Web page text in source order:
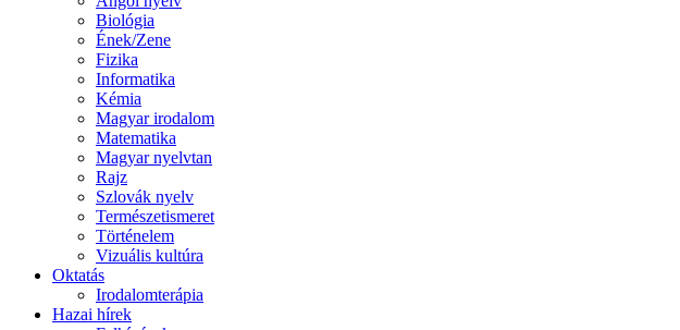
Biológia
Ének/Zene
Fizika
Informatika
Kémia
Magyar irodalom
Matematika
Magyar nyelvtan
Rajz
Szlovák nyelv
Természetismeret
Történelem
Vizuális kultúra
Oktatás
Irodalomterápia
Hazai hírek